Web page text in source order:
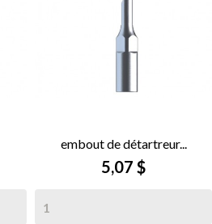
embout de détartreur...
5,07 $